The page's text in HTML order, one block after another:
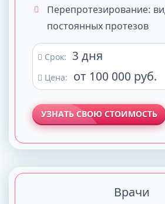
Перепротезирование:
постоянных протезов
Срок: 3 дня
Цена: от 100 000 руб.
УЗНАТЬ СВОЮ СТОИМОСТЬ
Врачи